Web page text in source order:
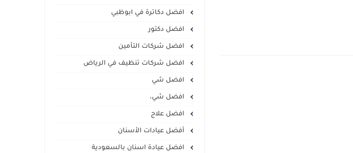
افضل دكاترة في ابوظبي
افضل دكتور
افضل شركات التأمين
افضل شركات تنظيف في الرياض
افضل شي
افضل شي،
افضل علاج
أفضل عيادات الأسنان
افضل عيادة اسنان بالسعودية